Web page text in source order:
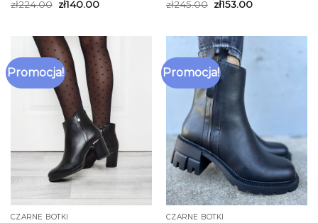
zł224.00 zł140.00
zł245.00 zł153.00
Promocja!
CZARNE BOTKI
Promocja!
CZARNE BOTKI